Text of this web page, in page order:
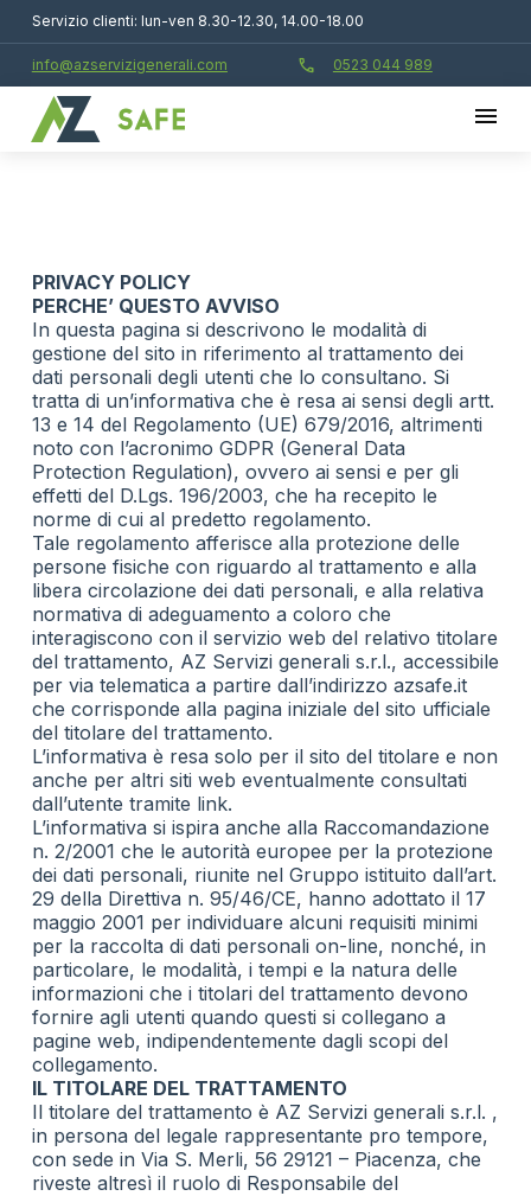
Servizio clienti: lun-ven 8.30-12.30, 14.00-18.00
info@azservizigenerali.com call 0523 044 989
PRIVACY POLICY
PERCHE’ QUESTO AVVISO
In questa pagina si descrivono le modalità di
gestione del sito in riferimento al trattamento dei
dati personali degli utenti che lo consultano. Si
tratta di un’informativa che è resa ai sensi degli artt.
13 e 14 del Regolamento (UE) 679/2016, altrimenti
noto con l’acronimo GDPR (General Data
Protection Regulation), ovvero ai sensi e per gli
effetti del D.Lgs. 196/2003, che ha recepito le
norme di cui al predetto regolamento.
Tale regolamento afferisce alla protezione delle
persone fisiche con riguardo al trattamento e alla
libera circolazione dei dati personali, e alla relativa
normativa di adeguamento a coloro che
interagiscono con il servizio web del relativo titolare
del trattamento, AZ Servizi generali s.r.l., accessibile
per via telematica a partire dall’indirizzo azsafe.it
che corrisponde alla pagina iniziale del sito ufficiale
del titolare del trattamento.
L’informativa è resa solo per il sito del titolare e non
anche per altri siti web eventualmente consultati
dall’utente tramite link.
L’informativa si ispira anche alla Raccomandazione
n. 2/2001 che le autorità europee per la protezione
dei dati personali, riunite nel Gruppo istituito dall’art.
29 della Direttiva n. 95/46/CE, hanno adottato il 17
maggio 2001 per individuare alcuni requisiti minimi
per la raccolta di dati personali on-line, nonché, in
particolare, le modalità, i tempi e la natura delle
informazioni che i titolari del trattamento devono
fornire agli utenti quando questi si collegano a
pagine web, indipendentemente dagli scopi del
collegamento.
IL TITOLARE DEL TRATTAMENTO
Il titolare del trattamento è AZ Servizi generali s.r.l. ,
in persona del legale rappresentante pro tempore,
con sede in Via S. Merli, 56 29121 – Piacenza, che
riveste altresì il ruolo di Responsabile del